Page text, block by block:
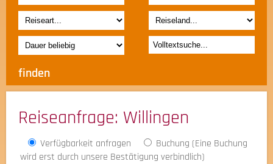
Reiseanfrage: Willingen
Verfügbarkeit anfragen
Buchung (Eine Buchung
wird erst durch unsere Bestätigung verbindlich)